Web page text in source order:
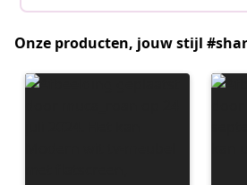
Onze producten, jouw stijl